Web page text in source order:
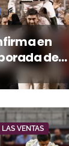
en
de
niega el
VENTAS